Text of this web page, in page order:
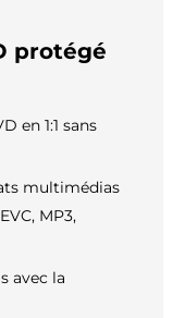
protégé
en 1:1 sans
multimédias
MP3,
avec la